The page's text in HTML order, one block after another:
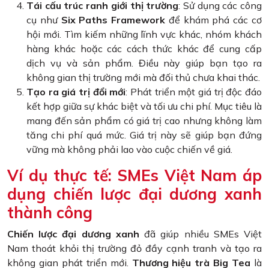
Tái cấu trúc ranh giới thị trường: Sử dụng các công
cụ như Six Paths Framework để khám phá các cơ
hội mới. Tìm kiếm những lĩnh vực khác, nhóm khách
hàng khác hoặc các cách thức khác để cung cấp
dịch vụ và sản phẩm. Điều này giúp bạn tạo ra
không gian thị trường mới mà đối thủ chưa khai thác.
Tạo ra giá trị đổi mới: Phát triển một giá trị độc đáo
kết hợp giữa sự khác biệt và tối ưu chi phí. Mục tiêu là
mang đến sản phẩm có giá trị cao nhưng không làm
tăng chi phí quá mức. Giá trị này sẽ giúp bạn đứng
vững mà không phải lao vào cuộc chiến về giá.
Ví dụ thực tế: SMEs Việt Nam áp
dụng chiến lược đại dương xanh
thành công
Chiến lược đại dương xanh đã giúp nhiều SMEs Việt
Nam thoát khỏi thị trường đỏ đầy cạnh tranh và tạo ra
không gian phát triển mới. Thương hiệu trà Big Tea là